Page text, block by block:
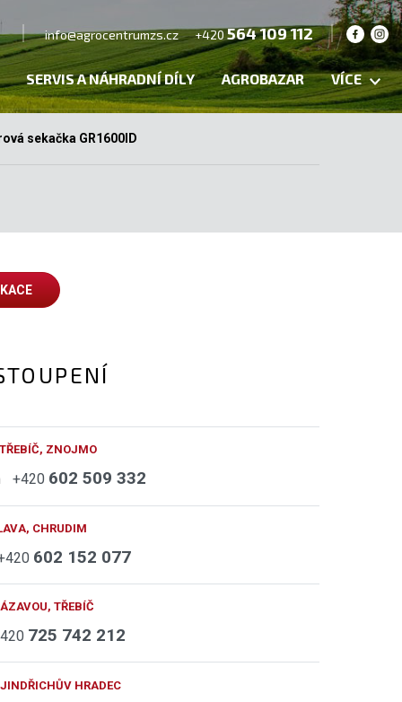
info@agrocentrumzs.cz +420564 109 112
SERVIS A NÁHRADNÍ DÍLY AGROBAZAR VÍCE
sekačka GR1600ID
ZNOJMO
+420 602 509 332
CHRUDIM
602 152 077
TŘEBÍČ
725 742 212
HRADEC